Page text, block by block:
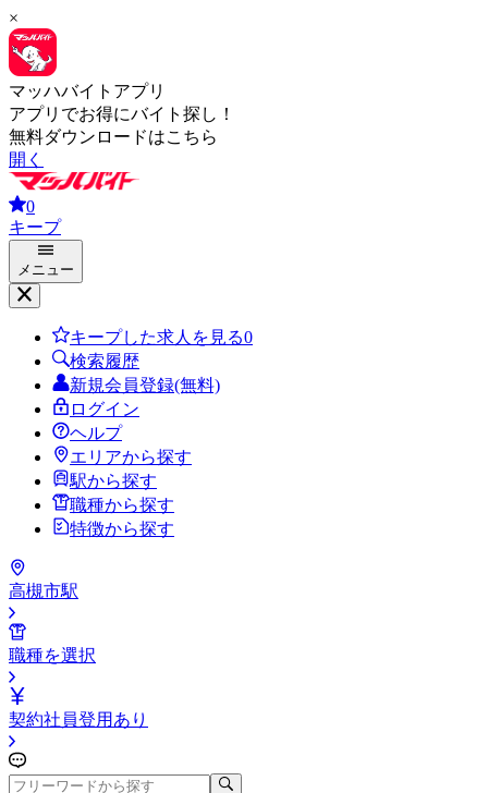
×
マッハバイトアプリ
アプリでお得にバイト探し！
無料ダウンロードはこちら
開く
0
キープ
メニュー
キープした求人を見る0
検索履歴
新規会員登録(無料)
ログイン
ヘルプ
エリアから探す
駅から探す
職種から探す
特徴から探す
高槻市駅
職種を選択
契約社員登用あり